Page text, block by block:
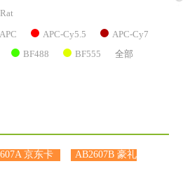
APC APC-Cy5.5 APC-Cy7
BF488 BF555 全部
京东卡
AB2607B 豪礼